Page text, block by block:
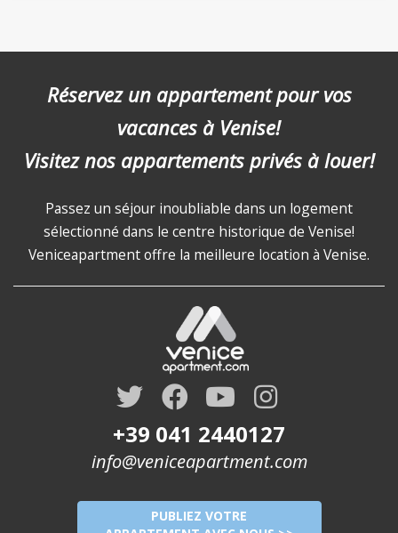
Réservez un appartement pour vos
vacances à Venise!
Visitez nos appartements privés à louer!
Passez un séjour inoubliable dans un logement
sélectionné dans le centre historique de Venise!
Veniceapartment offre la meilleure location à Venise.
+39 041 2440127
info@veniceapartment.com
PUBLIEZ VOTRE